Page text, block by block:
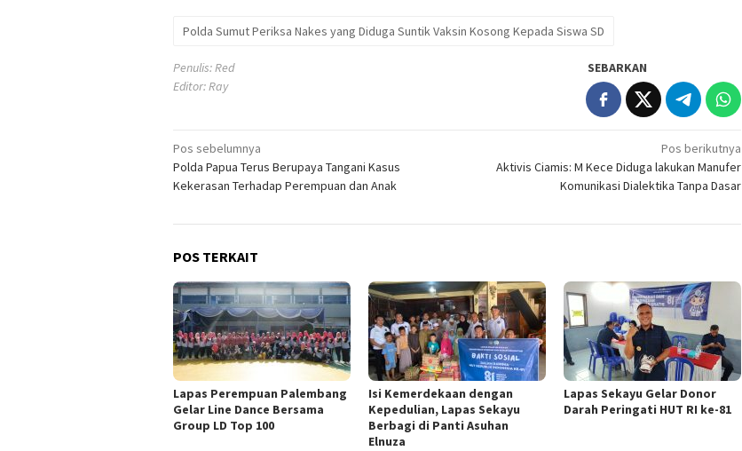
Polda Sumut Periksa Nakes yang Diduga Suntik Vaksin Kosong Kepada Siswa SD
Penulis: Red
Editor: Ray
SEBARKAN
Navigasi
pos
Pos sebelumnya
Polda Papua Terus Berupaya Tangani Kasus
Kekerasan Terhadap Perempuan dan Anak
Pos berikutnya
Aktivis Ciamis: M Kece Diduga lakukan Manufer
Komunikasi Dialektika Tanpa Dasar
POS TERKAIT
Lapas Perempuan Palembang
Gelar Line Dance Bersama
Group LD Top 100
Isi Kemerdekaan dengan
Kepedulian, Lapas Sekayu
Berbagi di Panti Asuhan
Elnuza
Lapas Sekayu Gelar Donor
Darah Peringati HUT RI ke-81